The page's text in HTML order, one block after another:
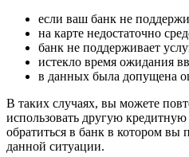
если ваш банк не
на карте недостаточно
банк не поддерживает
истекло время ожидания
в данных была допущена
В таких случаях, вы можете
использовать другую
обратиться в банк в котором вы
данной ситуации.